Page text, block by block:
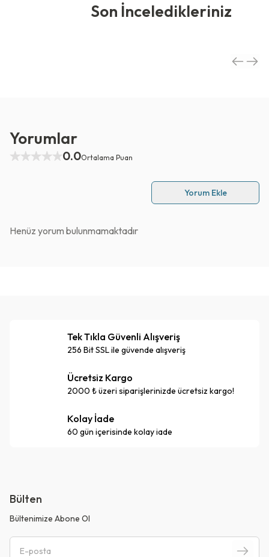
Son İnceledikleriniz
Yorumlar
0.0Ortalama Puan
Yorum Ekle
Henüz yorum bulunmamaktadır
Tek Tıkla Güvenli Alışveriş
256 Bit SSL ile güvende alışveriş
Ücretsiz Kargo
2000 ₺ üzeri siparişlerinizde ücretsiz kargo!
Kolay İade
60 gün içerisinde kolay iade
Bülten
Bültenimize Abone Ol